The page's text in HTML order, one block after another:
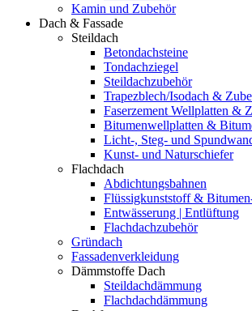
Kamin und Zubehör
Dach & Fassade
Steildach
Betondachsteine
Tondachziegel
Steildachzubehör
Trapezblech/Isodach &
Faserzement Wellplatten &
Bitumenwellplatten &
Licht-, Steg- und
Kunst- und Naturschiefer
Flachdach
Abdichtungsbahnen
Flüssigkunststoff &
Entwässerung | Entlüftung
Flachdachzubehör
Gründach
Fassadenverkleidung
Dämmstoffe Dach
Steildachdämmung
Flachdachdämmung